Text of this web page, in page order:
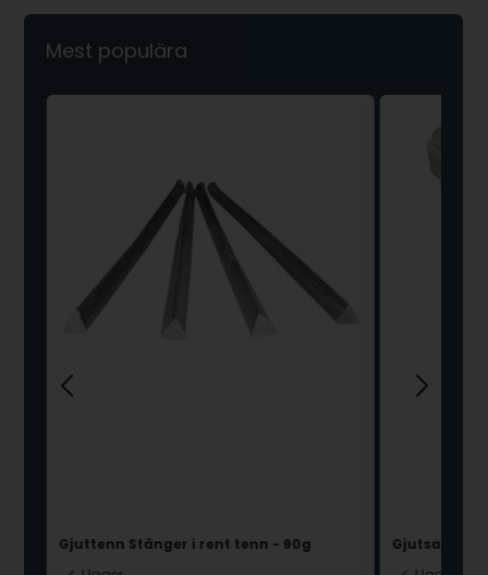
Mest populära
Gjuttenn Stänger i rent tenn - 90g
Gjutsand -